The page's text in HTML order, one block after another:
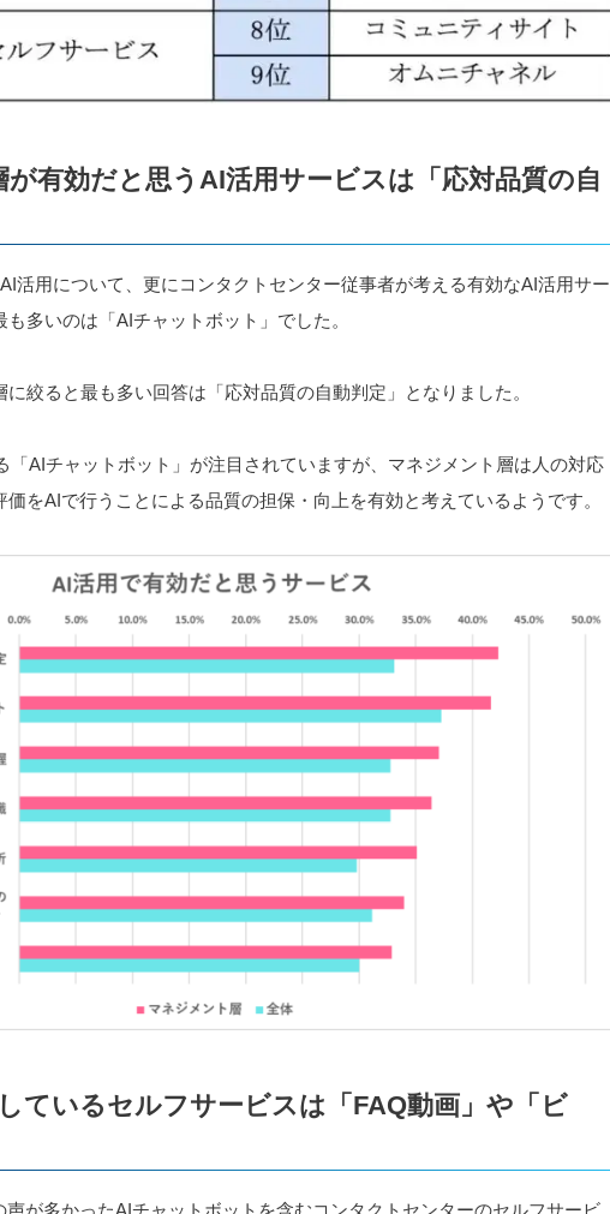
有効だと思うAI活用サービスは「応対品質の自
活用について、更にコンタクトセンター従事者が考える有効なAI活用サー
多いのは「AIチャットボット」でした。
に絞ると最も多い回答は「応対品質の自動判定」となりました。
「AIチャットボット」が注目されていますが、マネジメント層は人の対応
をAIで行うことによる品質の担保・向上を有効と考えているようです。
ているセルフサービスは「FAQ動画」や「ビ
声が多かったAIチャットボットを含むコンタクトセンターのセルフサービ